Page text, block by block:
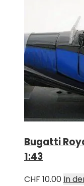
Bugatti
1:43
CHF 10.00 In